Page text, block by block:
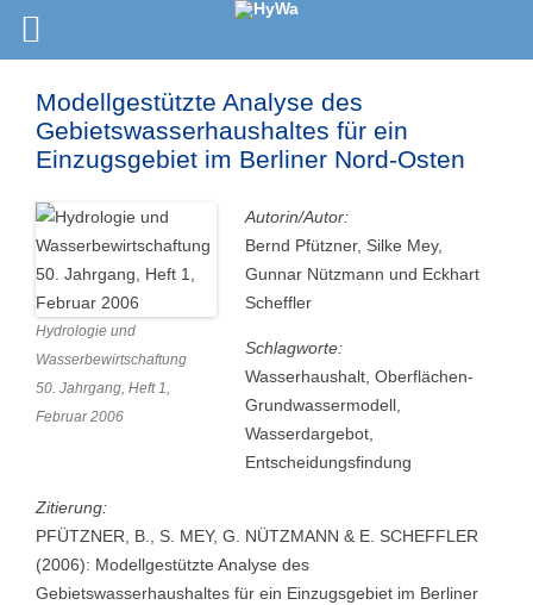
Modellgestützte Analyse des
Gebietswasserhaushaltes für ein
Einzugsgebiet im Berliner Nord-Osten
Hydrologie und
Wasserbewirtschaftung
50. Jahrgang, Heft 1,
Februar 2006
Autorin/Autor:
Bernd Pfützner, Silke Mey,
Gunnar Nützmann und Eckhart
Scheffler
Schlagworte:
Wasserhaushalt, Oberflächen-
Grundwassermodell,
Wasserdargebot,
Entscheidungsfindung
Zitierung:
PFÜTZNER, B., S. MEY, G. NÜTZMANN & E. SCHEFFLER
(2006): Modellgestützte Analyse des
Gebietswasserhaushaltes für ein Einzugsgebiet im Berliner